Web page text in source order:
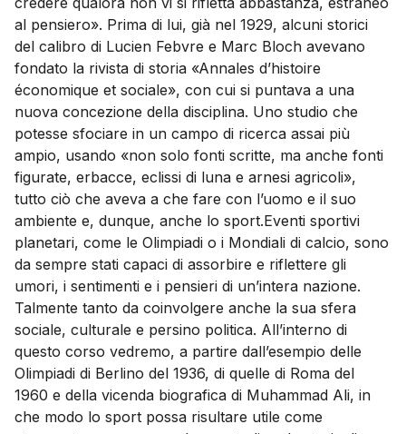
al pensiero». Prima di lui, già nel 1929, alcuni storici
del calibro di Lucien Febvre e Marc Bloch avevano
fondato la rivista di storia «Annales d’histoire
économique et sociale», con cui si puntava a una
nuova concezione della disciplina. Uno studio che
potesse sfociare in un campo di ricerca assai più
ampio, usando «non solo fonti scritte, ma anche fonti
figurate, erbacce, eclissi di luna e arnesi agricoli»,
tutto ciò che aveva a che fare con l’uomo e il suo
ambiente e, dunque, anche lo sport.Eventi sportivi
planetari, come le Olimpiadi o i Mondiali di calcio, sono
da sempre stati capaci di assorbire e riflettere gli
umori, i sentimenti e i pensieri di un’intera nazione.
Talmente tanto da coinvolgere anche la sua sfera
sociale, culturale e persino politica. All’interno di
questo corso vedremo, a partire dall’esempio delle
Olimpiadi di Berlino del 1936, di quelle di Roma del
1960 e della vicenda biografica di Muhammad Ali, in
che modo lo sport possa risultare utile come